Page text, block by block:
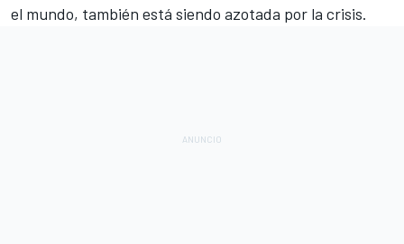
el mundo, también está siendo azotada por la crisis.